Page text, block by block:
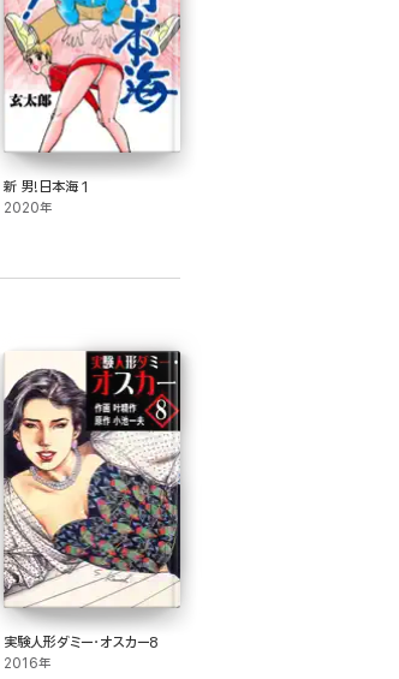
新 男!日本海 1
2020年
実験人形ダミー・オスカー8
2016年